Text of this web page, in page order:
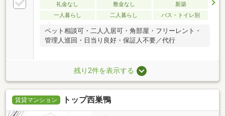
礼金なし 敷金なし
新築
一人暮らし
二人暮らし バス・トイレ別
ペット相談可・二人入居可・角部屋・フリーレント・
管理人巡回・日当り良好・保証人不要／代行
残り2件を表示する
賃貸マンション トップ西巣鴨